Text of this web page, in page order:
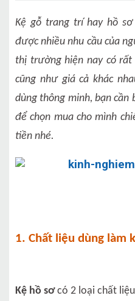
Kệ gỗ trang trí hay hồ
được nhiều nhu cầu của
thị trường hiện nay có
cũng như giá cả khác
dùng thông minh, bạn cần
để chọn mua cho mình
tiền nhé.
1. Chất liệu dùng làm
Kệ hồ sơcó 2 loại chất